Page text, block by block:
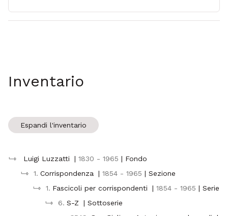
Inventario
Espandi l'inventario
Luigi Luzzatti | 1830 - 1965 | Fondo
1. Corrispondenza | 1854 - 1965 | Sezione
1. Fascicoli per corrispondenti | 1854 - 1965 | Serie
6. S-Z
| Sottoserie